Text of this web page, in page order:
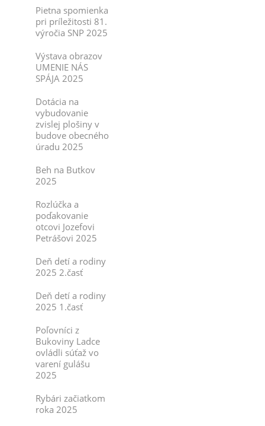
Pietna spomienka
pri príležitosti 81.
výročia SNP 2025
Výstava obrazov
UMENIE NÁS
SPÁJA 2025
Dotácia na
vybudovanie
zvislej plošiny v
budove obecného
úradu 2025
Beh na Butkov
2025
Rozlúčka a
poďakovanie
otcovi Jozefovi
Petrášovi 2025
Deň detí a rodiny
2025 2.časť
Deň detí a rodiny
2025 1.časť
Poľovníci z
Bukoviny Ladce
ovládli súťaž vo
varení gulášu
2025
Rybári začiatkom
roka 2025